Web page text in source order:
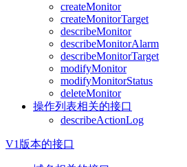
createMonitor
createMonitorTarget
describeMonitor
describeMonitorAlarm
describeMonitorTarget
modifyMonitor
modifyMonitorStatus
deleteMonitor
操作列表相关的接口
describeActionLog
V1版本的接口